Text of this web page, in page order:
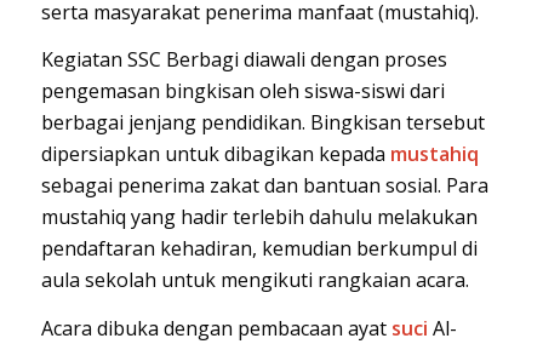
serta masyarakat penerima manfaat (mustahiq).
Kegiatan SSC Berbagi diawali dengan proses
pengemasan bingkisan oleh siswa-siswi dari
berbagai jenjang pendidikan. Bingkisan tersebut
dipersiapkan untuk dibagikan kepada mustahiq
sebagai penerima zakat dan bantuan sosial. Para
mustahiq yang hadir terlebih dahulu melakukan
pendaftaran kehadiran, kemudian berkumpul di
aula sekolah untuk mengikuti rangkaian acara.
Acara dibuka dengan pembacaan ayatsuci Al-